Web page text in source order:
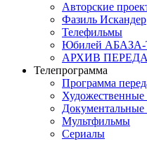
Авторские
Фазиль Искандер
Телефильмы
Юбилей
АРХИВ
Телепрограмма
Программа
Мультфильмы
Сериалы